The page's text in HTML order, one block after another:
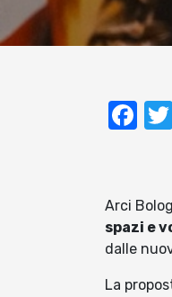
Arci
spazi e
dalle
La